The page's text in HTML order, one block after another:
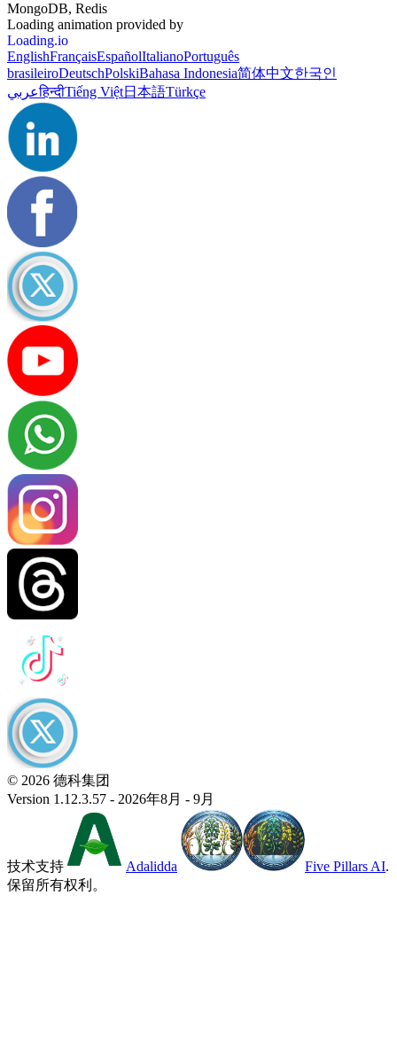
MongoDB, Redis
Loading animation provided by
Loading.io
EnglishFrançaisEspañolItalianoPortuguês
brasileiroDeutschPolskiBahasa Indonesia简体中文한국인
عربيहिन्दीTiếng Việt日本語Türkçe
© 2026 德科集团
Version 1.12.3.57 - 2026年8月 - 9月
技术支持 Adalidda Five Pillars AI.
保留所有权利。